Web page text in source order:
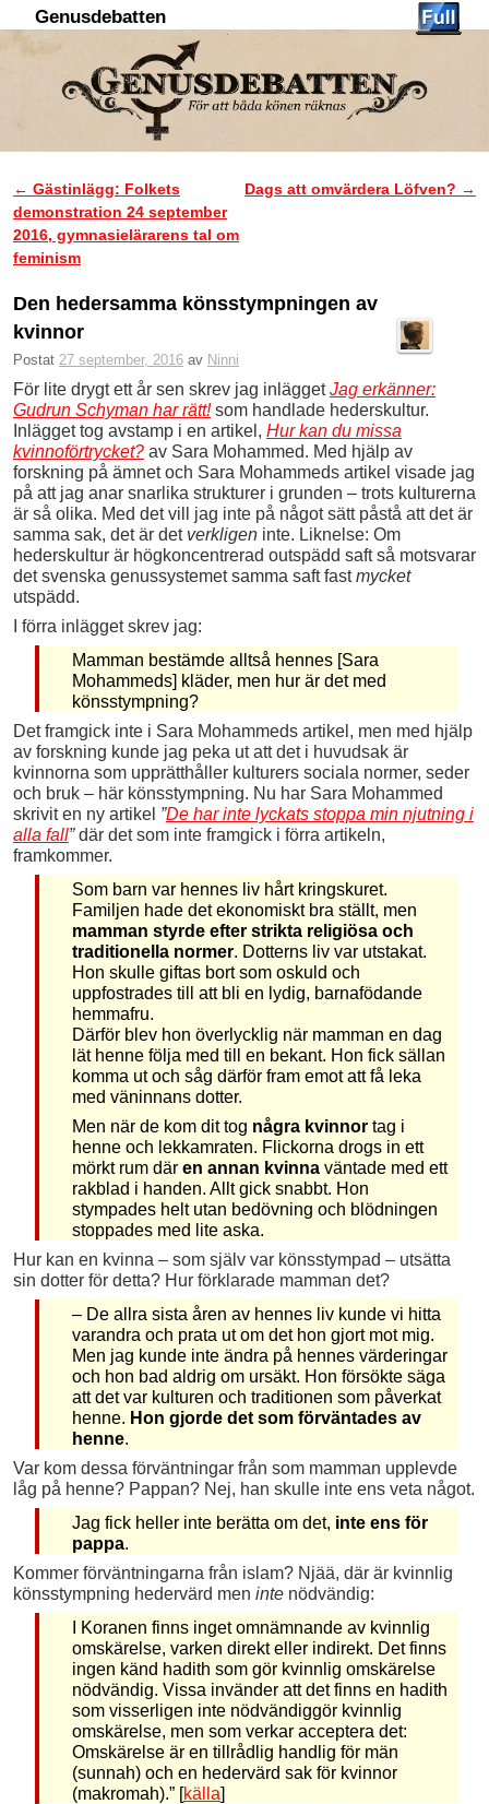
Genusdebatten
Inläggsnavigering
← Gästinlägg: Folkets
demonstration 24 september
2016, gymnasielärarens tal om
feminism
Dags att omvärdera Löfven? →
Den hedersamma könsstympningen av
kvinnor
Postat 27 september, 2016 av Ninni
För lite drygt ett år sen skrev jag inläggetJag erkänner:
Gudrun Schyman har rätt!som handlade hederskultur.
Inlägget tog avstamp i en artikel, Hur kan du missa
kvinnoförtrycket? av Sara Mohammed. Med hjälp av
forskning på ämnet och Sara Mohammeds artikel visade jag
på att jag anar snarlika strukturer i grunden – trots kulturerna
är så olika. Med det vill jag inte på något sätt påstå att det är
samma sak, det är det verkligen inte. Liknelse: Om
hederskultur är högkoncentrerad outspädd saft så motsvarar
det svenska genussystemet samma saft fastmycket
utspädd.
I förra inlägget skrev jag:
Mamman bestämde alltså hennes [Sara
Mohammeds] kläder, men hur är det med
könsstympning?
Det framgick inte i Sara Mohammeds artikel, men med hjälp
av forskning kunde jag peka ut att det i huvudsak är
kvinnorna som upprätthåller kulturers sociala normer, seder
och bruk – här könsstympning. Nu har Sara Mohammed
skrivit en ny artikel ”De har inte lyckats stoppa min njutning i
alla fall”där det som inte framgick i förra artikeln,
framkommer.
Som barn var hennes liv hårt kringskuret.
Familjen hade det ekonomiskt bra ställt, men
mamman styrde efter strikta religiösa och
traditionella normer. Dotterns liv var utstakat.
Hon skulle giftas bort som oskuld och
uppfostrades till att bli en lydig, barnafödande
hemmafru.
Därför blev hon överlycklig när mamman en dag
lät henne följa med till en bekant. Hon fick sällan
komma ut och såg därför fram emot att få leka
med väninnans dotter.
Men när de kom dit tog några kvinnortag i
henne och lekkamraten. Flickorna drogs in ett
mörkt rum där en annan kvinnaväntade med ett
rakblad i handen. Allt gick snabbt. Hon
stympades helt utan bedövning och blödningen
stoppades med lite aska.
Hur kan en kvinna – som själv var könsstympad – utsätta
sin dotter för detta? Hur förklarade mamman det?
– De allra sista åren av hennes liv kunde vi hitta
varandra och prata ut om det hon gjort mot mig.
Men jag kunde inte ändra på hennes värderingar
och hon bad aldrig om ursäkt. Hon försökte säga
att det var kulturen och traditionen som påverkat
henne. Hon gjorde det som förväntades av
henne.
Var kom dessa förväntningar från som mamman upplevde
låg på henne? Pappan? Nej, han skulle inte ens veta något.
Jag fick heller inte berätta om det, inte ens för
pappa.
Kommer förväntningarna från islam? Njää, där är kvinnlig
könsstympning hedervärd men inte nödvändig:
I Koranen finns inget omnämnande av kvinnlig
omskärelse, varken direkt eller indirekt. Det finns
ingen känd hadith som gör kvinnlig omskärelse
nödvändig. Vissa invänder att det finns en hadith
som visserligen inte nödvändiggör kvinnlig
omskärelse, men som verkar acceptera det:
Omskärelse är en tillrådlig handlig för män
(sunnah) och en hedervärd sak för kvinnor
(makromah).” [källa]